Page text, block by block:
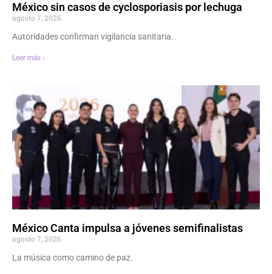
México sin casos de cyclosporiasis por lechuga
agosto 7, 2026
Autoridades confirman vigilancia sanitaria.
Leer más ›
México Canta impulsa a jóvenes semifinalistas
agosto 7, 2026
La música como camino de paz.